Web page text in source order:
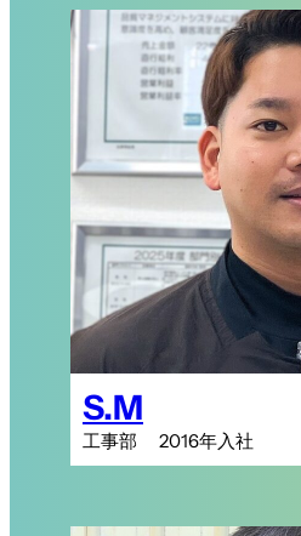
S.M
工事部 2016年入社